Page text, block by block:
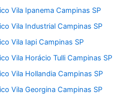
Vila Ipanema Campinas SP
Vila Industrial Campinas SP
Vila Iapi Campinas SP
Vila Horácio Tulli Campinas SP
Vila Hollandia Campinas SP
Vila Georgina Campinas SP